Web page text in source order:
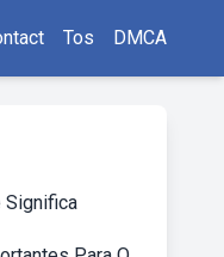
Tos DMCA
Significa